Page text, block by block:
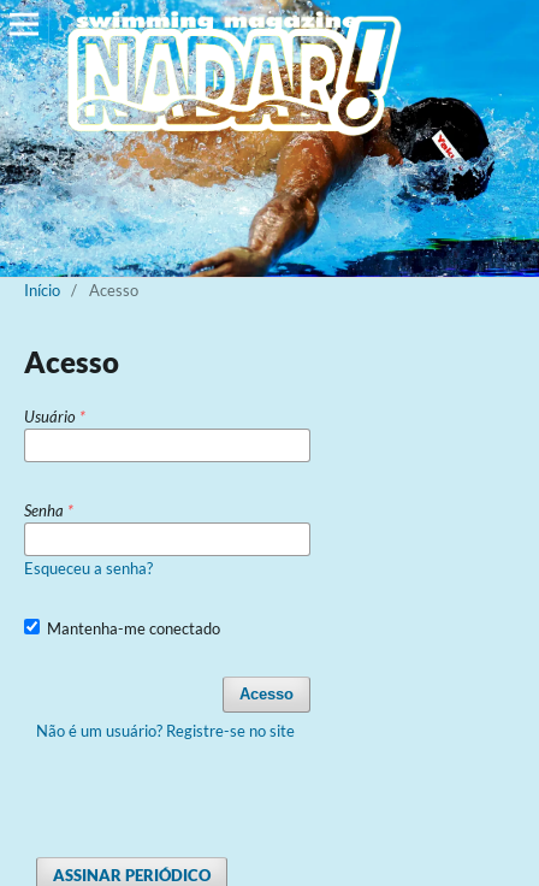
Início / Acesso
Acesso
Usuário *
Senha *
Esqueceu a senha?
Mantenha-me conectado
Acesso
Não é um usuário? Registre-se no site
ASSINAR PERIÓDICO